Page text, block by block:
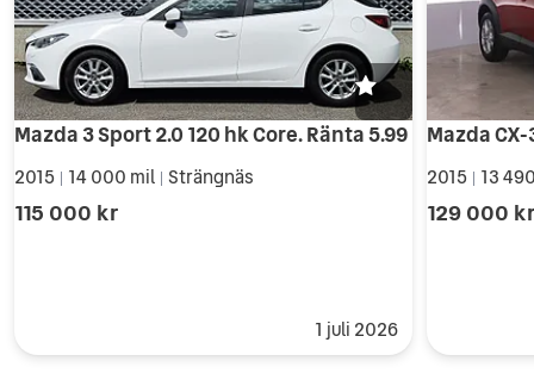
Mazda 3 Sport 2.0 120 hk Core. Ränta 5.99
2015 14 000 mil Strängnäs
115 000 kr
1 juli 2026
2015 13
129 000